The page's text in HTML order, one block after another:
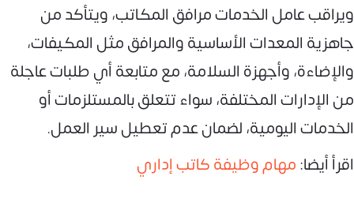
ويراقب عامل الخدمات مرافق المكاتب، ويتأكد من
جاهزية المعدات الأساسية والمرافق مثل المكيفات،
والإضاءة، وأجهزة السلامة، مع متابعة أي طلبات عاجلة
من الإدارات المختلفة، سواء تتعلق بالمستلزمات أو
الخدمات اليومية، لضمان عدم تعطيل سير العمل.
اقرأ أيضا:مهام وظيفة كاتب إداري